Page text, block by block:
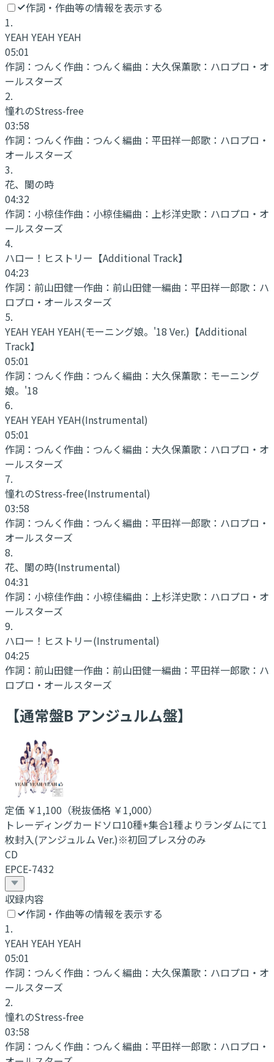
作詞・作曲等の情報を表示する
1.
YEAH YEAH YEAH
05:01
作詞： つんく作曲： つんく編曲： 大久保薫歌： ハロプロ・オ
ールスターズ
2.
憧れのStress-free
03:58
作詞： つんく作曲： つんく編曲： 平田祥一郎歌： ハロプロ・
オールスターズ
3.
花、闌の時
04:32
作詞： 小椋佳作曲： 小椋佳編曲： 上杉洋史歌： ハロプロ・オ
ールスターズ
4.
ハロー！ヒストリー 【Additional Track】
04:23
作詞： 前山田健一作曲： 前山田健一編曲： 平田祥一郎歌： ハ
ロプロ・オールスターズ
5.
YEAH YEAH YEAH(モーニング娘。'18 Ver.)【Additional
Track】
05:01
作詞： つんく作曲： つんく編曲： 大久保薫歌： モーニング
娘。'18
6.
YEAH YEAH YEAH(Instrumental)
05:01
作詞： つんく作曲： つんく編曲： 大久保薫歌： ハロプロ・オ
ールスターズ
7.
憧れのStress-free(Instrumental)
03:58
作詞： つんく作曲： つんく編曲： 平田祥一郎歌： ハロプロ・
オールスターズ
8.
花、闌の時(Instrumental)
04:31
作詞： 小椋佳作曲： 小椋佳編曲： 上杉洋史歌： ハロプロ・オ
ールスターズ
9.
ハロー！ヒストリー(Instrumental)
04:25
作詞： 前山田健一作曲： 前山田健一編曲： 平田祥一郎歌： ハ
ロプロ・オールスターズ
【通常盤B アンジュルム盤】
定価 ￥1,100 （税抜価格 ￥1,000）
トレーディングカードソロ10種+集合1種よりランダムにて1
枚封入(アンジュルム Ver.)※初回プレス分のみ
CD
EPCE-7432
収録内容
作詞・作曲等の情報を表示する
1.
YEAH YEAH YEAH
05:01
作詞： つんく作曲： つんく編曲： 大久保薫歌： ハロプロ・オ
ールスターズ
2.
憧れのStress-free
03:58
作詞： つんく作曲： つんく編曲： 平田祥一郎歌： ハロプロ・